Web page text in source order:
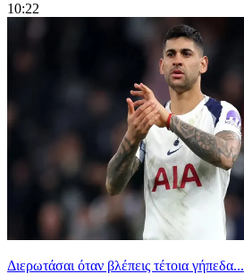
10:22
Διερωτάσαι όταν βλέπεις τέτοια γήπεδα...